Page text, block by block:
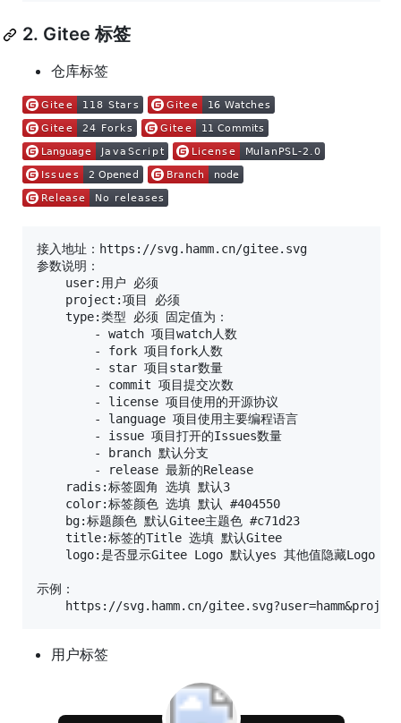
2. Gitee 标签
仓库标签
接入地址：https://svg.hamm.cn/gitee.svg
参数说明：
    user:用户 必须
    project:项目 必须
    type:类型 必须 固定值为：
        - watch 项目watch人数
        - fork 项目fork人数
        - star 项目star数量
        - commit 项目提交次数
        - license 项目使用的开源协议
        - language 项目使用主要编程语言
        - issue 项目打开的Issues数量
        - branch 默认分支
        - release 最新的Release
    radis:标签圆角 选填 默认3
    color:标签颜色 选填 默认 #404550
    bg:标题颜色 默认Gitee主题色 #c71d23
    title:标签的Title 选填 默认Gitee
    logo:是否显示Gitee Logo 默认yes 其他值隐藏Logo
示例：
用户标签